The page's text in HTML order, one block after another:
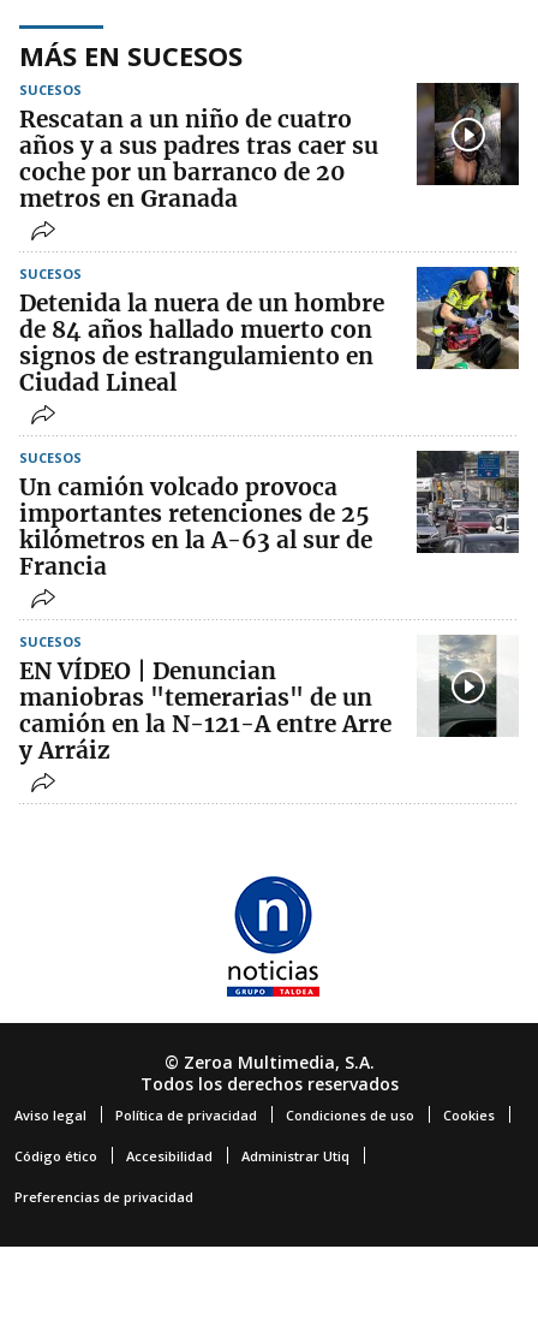
MÁS EN SUCESOS
SUCESOS
Rescatan a un niño de cuatro
años y a sus padres tras caer su
coche por un barranco de 20
metros en Granada
SUCESOS
Detenida la nuera de un hombre
de 84 años hallado muerto con
signos de estrangulamiento en
Ciudad Lineal
SUCESOS
Un camión volcado provoca
importantes retenciones de 25
kilómetros en la A-63 al sur de
Francia
SUCESOS
EN VÍDEO | Denuncian
maniobras "temerarias" de un
camión en la N-121-A entre Arre
y Arráiz
© Zeroa Multimedia, S.A.
Todos los derechos reservados
Aviso legal Política de privacidad Condiciones de uso Cookies
Código ético Accesibilidad Administrar Utiq
Preferencias de privacidad